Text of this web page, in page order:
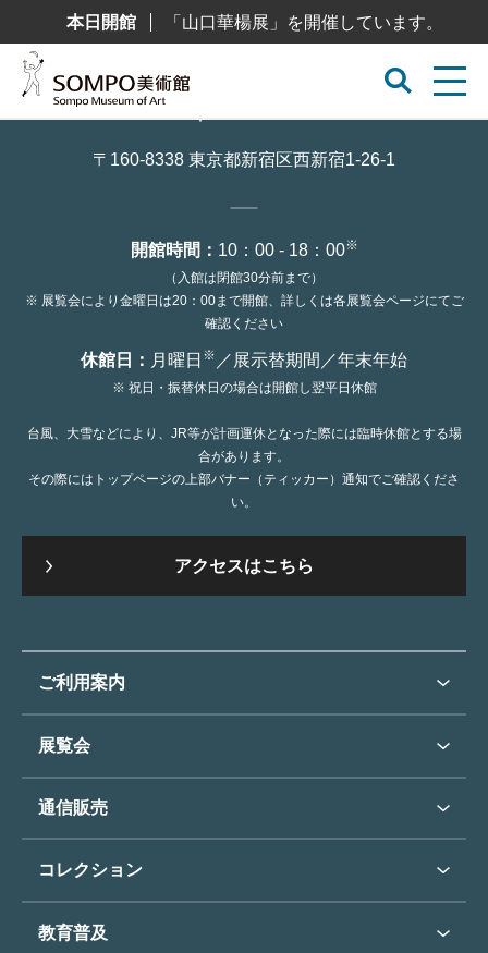
テ
本日開館 「山口華楊展」を開催しています。
〒160-8338 東京都新宿区西新宿1-26-1
開館時間： 10：00 - 18：00※
（入館は閉館30分前まで）
※ 展覧会により金曜日は20：00まで開館、詳しくは各展覧会ページにてご
確認ください
休館日： 月曜日 ※ ／展示替期間／年末年始
※ 祝日・振替休日の場合は開館し翌平日休館
台風、大雪などにより、JR等が計画運休となった際には臨時休館とする場
合があります。
その際にはトップページの上部バナー（ティッカー）通知でご確認くださ
い。
アクセスはこちら
ご利用案内
ご利用案内トップ
開館時間・休館日
アクセス
団体のご利用について
バリアフリー／小さなお子様
展覧会
展覧会・イベントトップ
次回の展覧会
展覧会スケジュール
過去の展覧会
通信販売
通信販売トップ
コレクション
コレクショントップ
教育普及